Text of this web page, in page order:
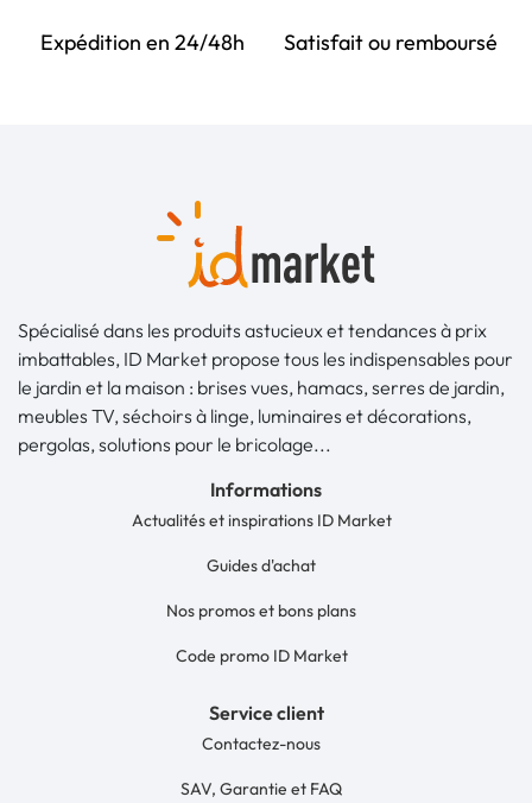
Expédition en 24/48h Satisfait ou remboursé
Spécialisé dans les produits astucieux et tendances à prix
imbattables, ID Market propose tous les indispensables pour
le jardin et la maison : brises vues, hamacs, serres de jardin,
meubles TV, séchoirs à linge, luminaires et décorations,
pergolas, solutions pour le bricolage...
Informations
Actualités et inspirations ID Market
Guides d'achat
Nos promos et bons plans
Code promo ID Market
Service client
Contactez-nous
SAV, Garantie et FAQ